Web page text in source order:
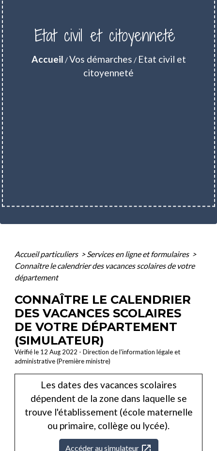
Etat civil et citoyenneté
Accueil /Vos démarches / Etat civil et
citoyenneté
Accueil particuliers > Services en ligne et formulaires >
Connaître le calendrier des vacances scolaires de votre
département
CONNAÎTRE LE CALENDRIER
DES VACANCES SCOLAIRES
DE VOTRE DÉPARTEMENT
(SIMULATEUR)
Vérifié le 12 Aug 2022 - Direction de l'information légale et
administrative (Première ministre)
Les dates des vacances scolaires
dépendent de la zone dans laquelle se
trouve l'établissement (école maternelle
ou primaire, collège ou lycée).
Accéder au simulateur